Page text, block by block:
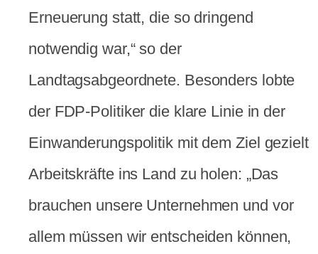
Erneuerung statt, die so dringend
notwendig war,“ so der
Landtagsabgeordnete. Besonders lobte
der FDP-Politiker die klare Linie in der
Einwanderungspolitik mit dem Ziel gezielt
Arbeitskräfte ins Land zu holen: „Das
brauchen unsere Unternehmen und vor
allem müssen wir entscheiden können,